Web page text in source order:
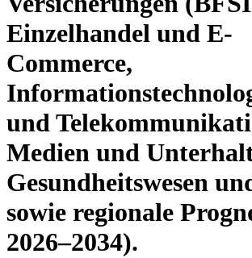
Einzelhandel und E-
Commerce,
und
Medien und
Gesundheitswesen
sowie regionale
2026–2034).